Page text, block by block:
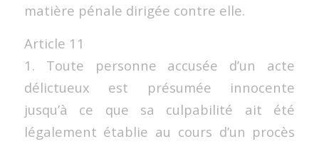
matière pénale dirigée contre elle.
Article 11
1. Toute personne accusée d’un acte
délictueux est présumée innocente
jusqu’à ce que sa culpabilité ait été
légalement établie au cours d’un procès